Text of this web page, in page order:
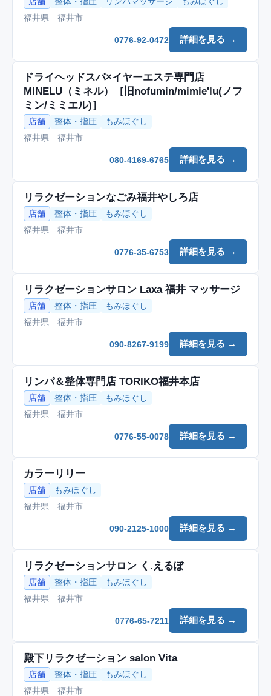
福井県 福井市
詳細を見る →
0776-92-0472
ドライヘッドスパ×イヤーエステ専門店
MINELU（ミネル）［旧nofumin/mimie'lu(ノフ
ミン/ミミエル)］
店舗 整体・指圧
もみほぐし
福井県 福井市
詳細を見る →
080-4169-6765
リラクゼーションなごみ福井やしろ店
店舗 整体・指圧
もみほぐし
福井県 福井市
詳細を見る →
0776-35-6753
リラクゼーションサロン Laxa 福井 マッサージ
店舗 整体・指圧
もみほぐし
福井県 福井市
詳細を見る →
090-8267-9199
リンパ＆整体専門店 TORIKO福井本店
店舗 整体・指圧
もみほぐし
福井県 福井市
詳細を見る →
0776-55-0078
カラーリリー
店舗
もみほぐし
福井県 福井市
詳細を見る →
090-2125-1000
リラクゼーションサロン く.えるぽ
店舗 整体・指圧
もみほぐし
福井県 福井市
詳細を見る →
0776-65-7211
殿下リラクゼーション salon Vita
店舗 整体・指圧
もみほぐし
福井県 福井市